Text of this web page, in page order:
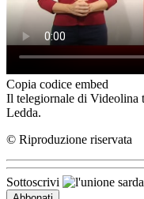
Copia codice embed
Il telegiornale di Videolina
Ledda.
© Riproduzione riservata
Sottoscrivi